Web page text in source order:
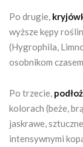
Po drugie,
wyższe kępy
(Hygrophila,
osobnikom
Po trzecie,
kolorach (beże,
jaskrawe,
intensywnymi